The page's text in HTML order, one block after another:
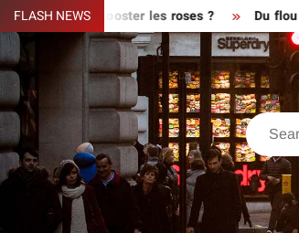
Skip
to
content
FLASH NEWS
pour booster les roses ? Du flou au
Search